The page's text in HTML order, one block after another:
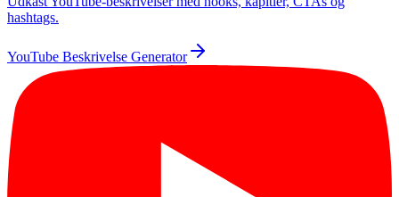
hashtags.
YouTube Beskrivelse Generator